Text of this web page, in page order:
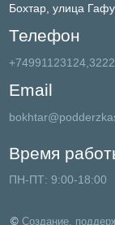
Бохтар, улица
Телефон
+74991123124,3222
Email
Время
ПН-ПТ: 9:00-18:00
© Создание,